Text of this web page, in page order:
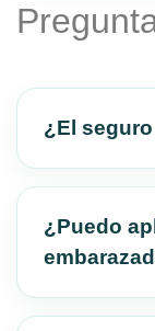
¿El
¿Puedo